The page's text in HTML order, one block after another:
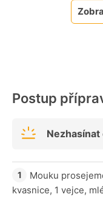
Postup
Mouku
kvasnice, 1 vejce,